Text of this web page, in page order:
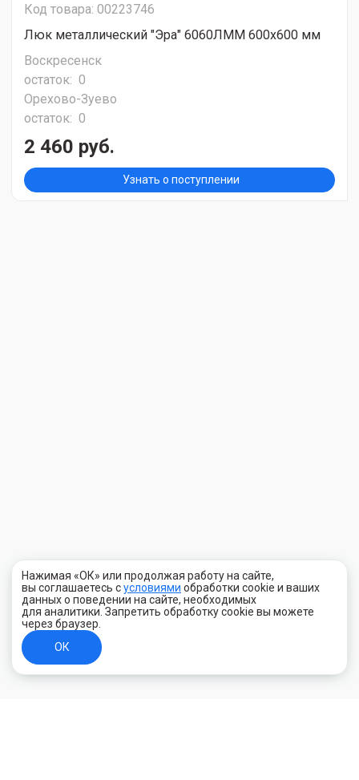
Код товара: 00223746
Люк металлический "Эра" 6060ЛММ 600х600 мм
Воскресенск
остаток: 0
Орехово-Зуево
остаток: 0
2 460 руб.
Узнать о поступлении
Нажимая «ОК» или продолжая работу на сайте,
вы соглашаетесь сусловиями обработки cookie и ваших
данных о поведении на сайте, необходимых
для аналитики. Запретить обработку cookie вы можете
через браузер.
ОК